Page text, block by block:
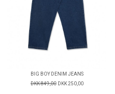
BIG BOY DENIM JEANS
DKK 849,00 DKK 250,00